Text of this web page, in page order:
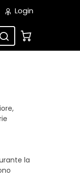
Login
la